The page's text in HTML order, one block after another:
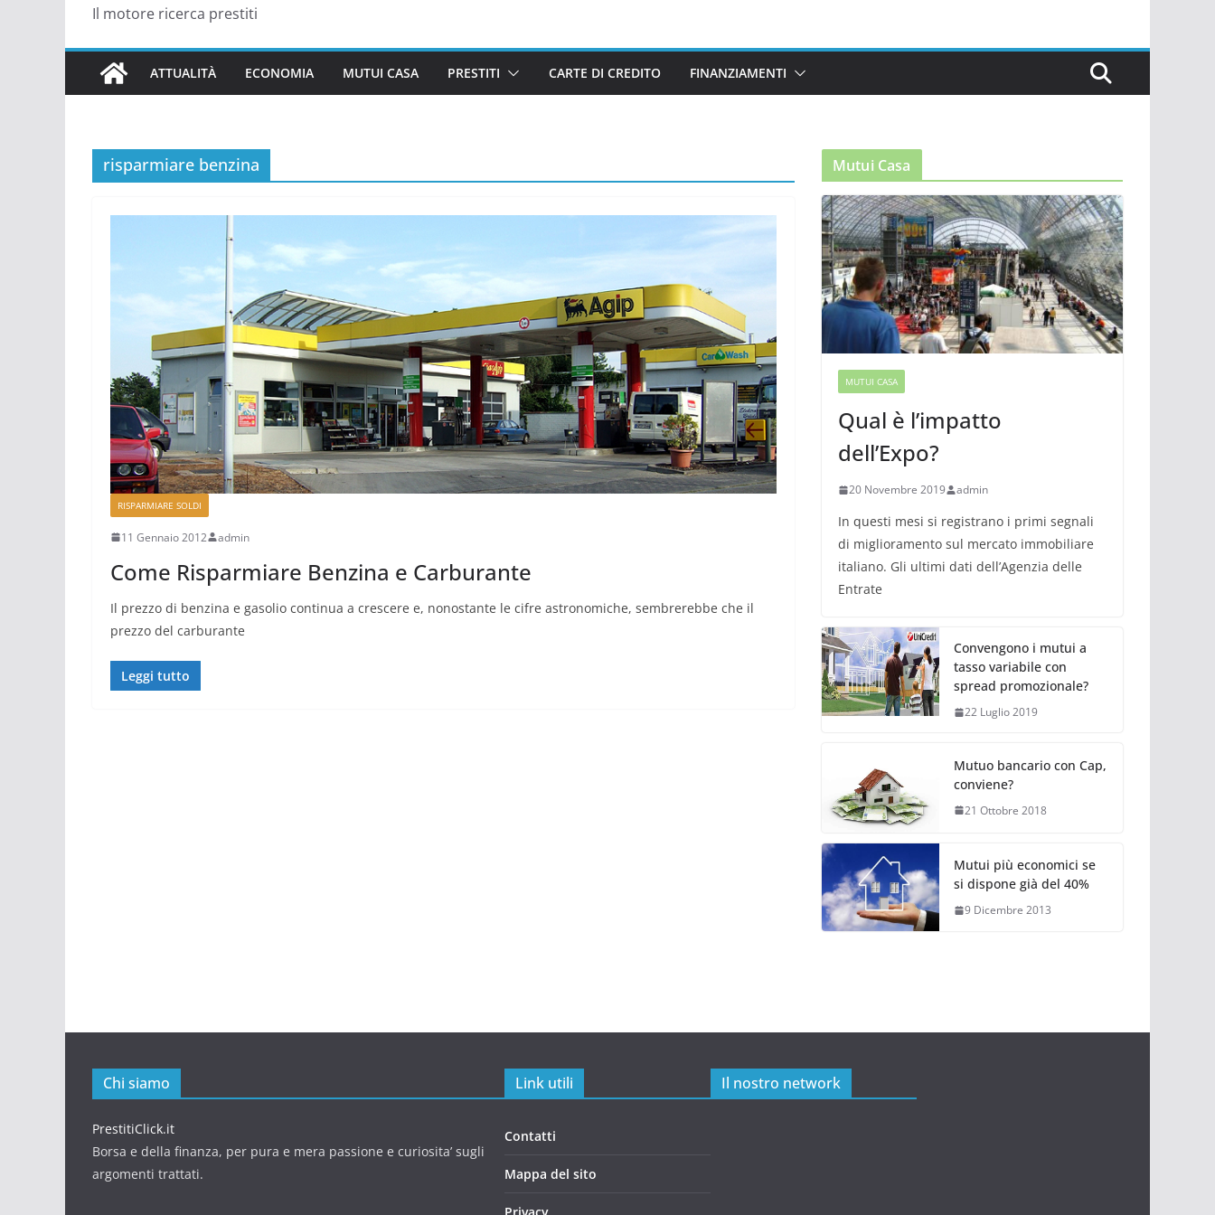
Il motore ricerca prestiti
ATTUALITÀ ECONOMIA MUTUI CASA PRESTITI CARTE DI CREDITO FINANZIAMENTI
risparmiare benzina
RISPARMIARE SOLDI
11 Gennaio 2012 admin
Come Risparmiare Benzina e Carburante
Il prezzo di benzina e gasolio continua a crescere e, nonostante le cifre astronomiche, sembrerebbe che il
prezzo del carburante
Leggi tutto
Mutui Casa
MUTUI CASA
Qual è l’impatto
dell’Expo?
20 Novembre 2019 admin
In questi mesi si registrano i primi segnali
di miglioramento sul mercato immobiliare
italiano. Gli ultimi dati dell’Agenzia delle
Entrate
Convengono i mutui a
tasso variabile con
spread promozionale?
22 Luglio 2019
Mutuo bancario con Cap,
conviene?
21 Ottobre 2018
Mutui più economici se
si dispone già del 40%
9 Dicembre 2013
Chi siamo
PrestitiClick.it
Borsa e della finanza, per pura e mera passione e curiosita’ sugli
argomenti trattati.
Link utili
Contatti
Mappa del sito
Il nostro network